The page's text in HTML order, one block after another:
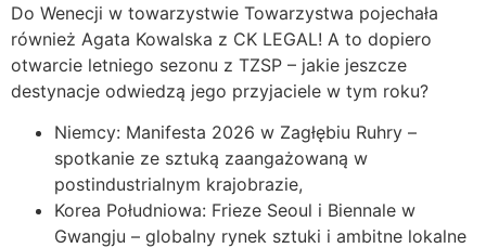
Do Wenecji w towarzystwie Towarzystwa pojechała
również Agata Kowalska z CK LEGAL! A to dopiero
otwarcie letniego sezonu z TZSP – jakie jeszcze
destynacje odwiedzą jego przyjaciele w tym roku?
Niemcy: Manifesta 2026 w Zagłębiu Ruhry –
spotkanie ze sztuką zaangażowaną w
postindustrialnym krajobrazie,
Korea Południowa: Frieze Seoul i Biennale w
Gwangju – globalny rynek sztuki i ambitne lokalne